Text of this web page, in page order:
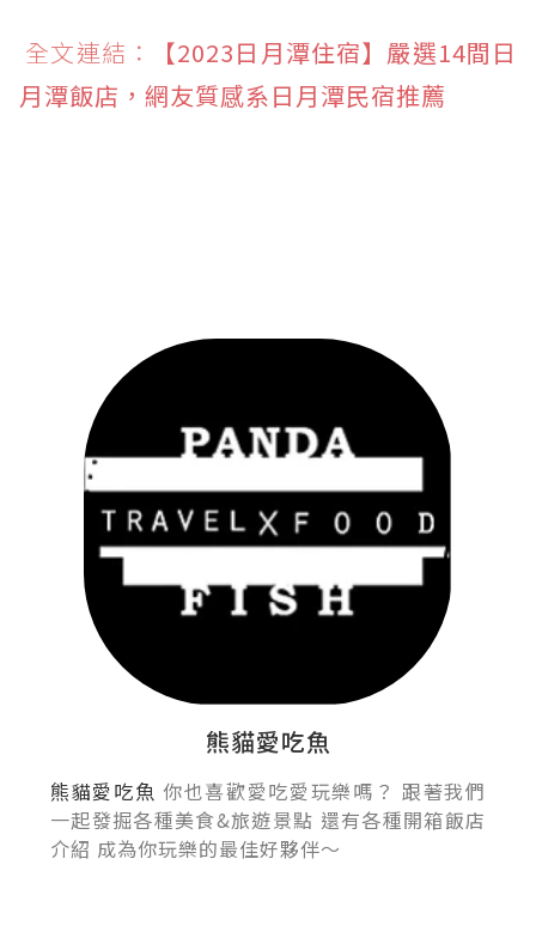
全文連結：
【2023日月潭住宿】嚴選14間日
月潭飯店，網友質感系日月潭民宿推薦
熊貓愛吃魚
熊貓愛吃魚 你也喜歡愛吃愛玩樂嗎？ 跟著我們
一起發掘各種美食&旅遊景點 還有各種開箱飯店
介紹 成為你玩樂的最佳好夥伴～